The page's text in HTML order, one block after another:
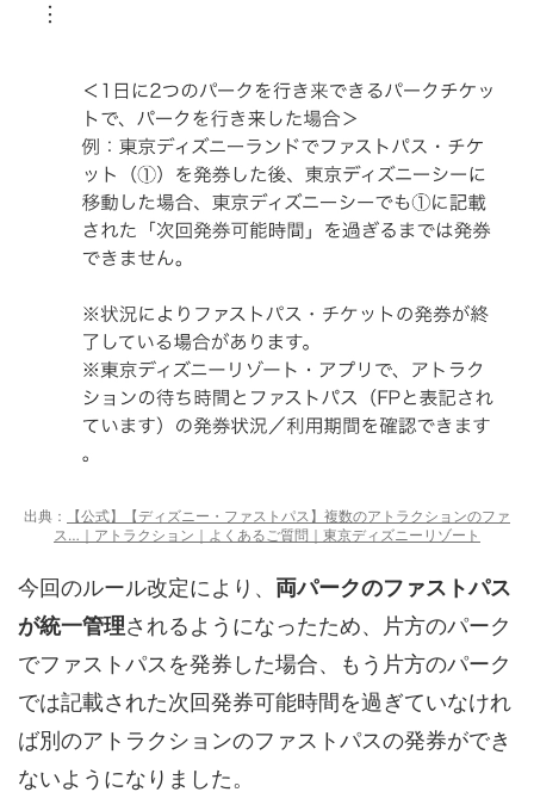
︙
出典：
【公式】【ディズニー・ファストパス】複数のアトラクションのファ
ス…｜アトラクション｜よくあるご質問｜東京ディズニーリゾート
今回のルール改定により、 両パークのファストパス
が統一管理されるようになったため、片方のパーク
でファストパスを発券した場合、もう片方のパーク
では記載された次回発券可能時間を過ぎていなけれ
ば別のアトラクションのファストパスの発券ができ
ないようになりました。